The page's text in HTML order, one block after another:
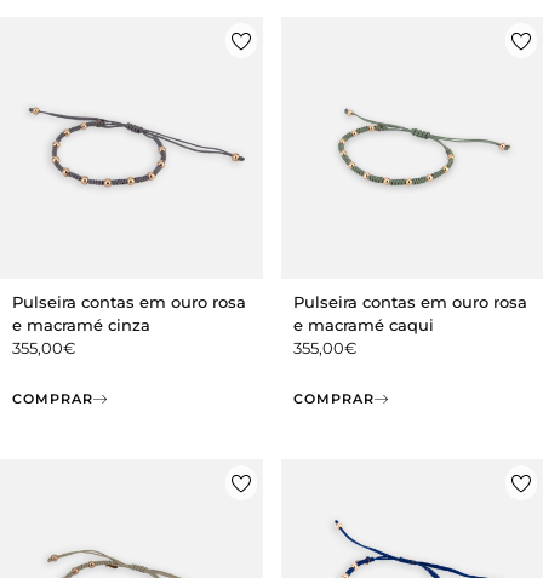
Pulseira contas em ouro rosa
e macramé cinza
355,00€
COMPRAR
Pulseira contas em ouro rosa
e macramé caqui
355,00€
COMPRAR